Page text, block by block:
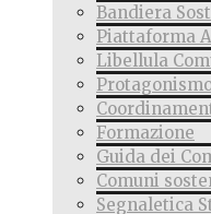
Bandiera
Piattaforma
Libellula
Formazione
Guida dei
Comuni
Segnaletica